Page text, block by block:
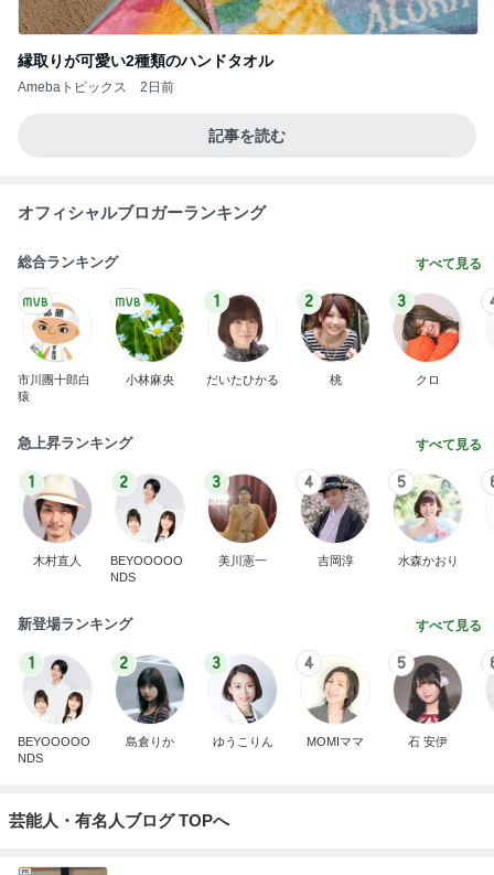
縁取りが可愛い2種類のハンドタオル
Amebaトピックス 2日前
記事を読む
オフィシャルブロガーランキング
総合ランキング すべて見る
市川團十郎白
猿
小林麻央
1
だいたひかる
2
桃
3
クロ
急上昇ランキング すべて見る
1
木村直人
2
BEYOOOOO
NDS
3
美川憲一
4
吉岡淳
5
水森かおり
新登場ランキング すべて見る
1
BEYOOOOO
NDS
2
島倉りか
3
ゆうこりん
4
MOMIママ
5
石 安伊
芸能人・有名人ブログ TOPへ